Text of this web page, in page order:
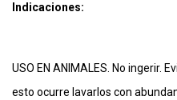
Indicaciones:
USO EN ANIMALES. No ingerir.
esto ocurre lavarlos con